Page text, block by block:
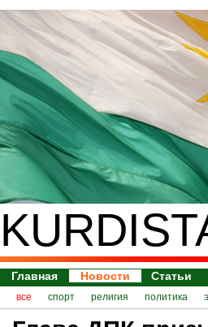
Главная Новости Статьи
все спорт религия политика